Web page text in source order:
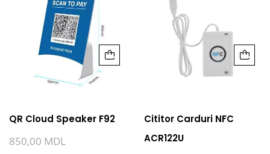
QR Cloud Speaker F92
850,00 MDL
Cititor Carduri NFC
ACR122U